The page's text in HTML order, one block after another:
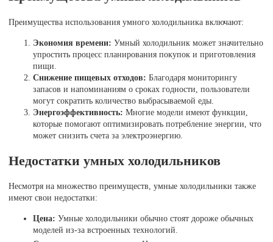
Преимущества использования умного холодильника включают:
Экономия времени: Умный холодильник может значительно
упростить процесс планирования покупок и приготовления
пищи.
Снижение пищевых отходов: Благодаря мониторингу
запасов и напоминаниям о сроках годности, пользователи
могут сократить количество выбрасываемой еды.
Энергоэффективность: Многие модели имеют функции,
которые помогают оптимизировать потребление энергии, что
может снизить счета за электроэнергию.
Недостатки умных холодильников
Несмотря на множество преимуществ, умные холодильники также
имеют свои недостатки:
Цена: Умные холодильники обычно стоят дороже обычных
моделей из-за встроенных технологий.